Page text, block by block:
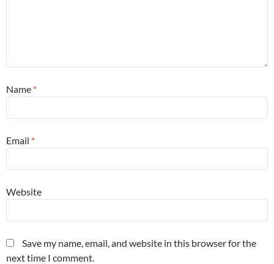
Name *
Email *
Website
Save my name, email, and website in this browser for the
next time I comment.